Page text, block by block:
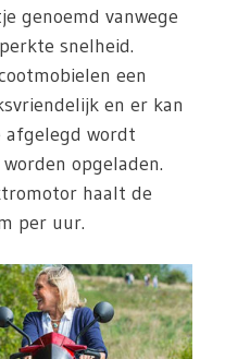
genoemd vanwege
snelheid.
een
en er kan
afgelegd wordt
opgeladen.
haalt de
per uur.